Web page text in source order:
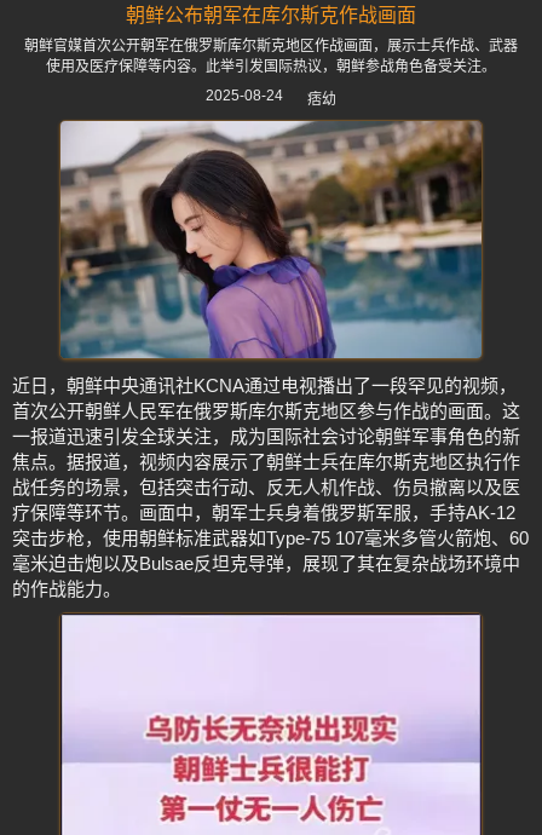
朝鲜公布朝军在库尔斯克作战画面
朝鲜官媒首次公开朝军在俄罗斯库尔斯克地区作战画面，展示士兵作战、武器
使用及医疗保障等内容。此举引发国际热议，朝鲜参战角色备受关注。
2025-08-24
痞幼
近日，朝鲜中央通讯社KCNA通过电视播出了一段罕见的视频，
首次公开朝鲜人民军在俄罗斯库尔斯克地区参与作战的画面。这
一报道迅速引发全球关注，成为国际社会讨论朝鲜军事角色的新
焦点。据报道，视频内容展示了朝鲜士兵在库尔斯克地区执行作
战任务的场景，包括突击行动、反无人机作战、伤员撤离以及医
疗保障等环节。画面中，朝军士兵身着俄罗斯军服，手持AK-12
突击步枪，使用朝鲜标准武器如Type-75 107毫米多管火箭炮、60
毫米迫击炮以及Bulsae反坦克导弹，展现了其在复杂战场环境中
的作战能力。